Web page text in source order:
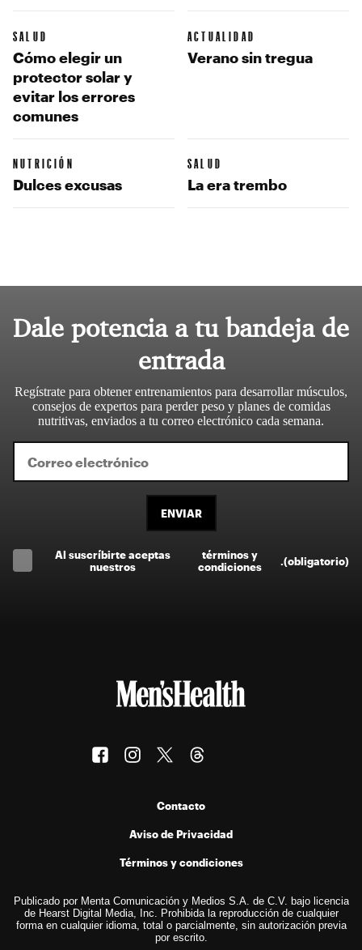
SALUD
Cómo elegir un
protector solar y
evitar los errores
comunes
ACTUALIDAD
Verano sin tregua
NUTRICIÓN
Dulces excusas
SALUD
La era trembo
Dale potencia a tu bandeja de
entrada
Regístrate para obtener entrenamientos para desarrollar músculos,
consejos de expertos para perder peso y planes de comidas
nutritivas, enviados a tu correo electrónico cada semana.
ENVIAR
Al suscríbirte aceptas
nuestros
términos y
condiciones
(obligatorio)
Contacto
Aviso de Privacidad
Términos y condiciones
Publicado por Menta Comunicación y Medios S.A. de C.V. bajo licencia
de Hearst Digital Media, Inc. Prohibida la reproducción de cualquier
forma en cualquier idioma, total o parcialmente, sin autorización previa
por escrito.